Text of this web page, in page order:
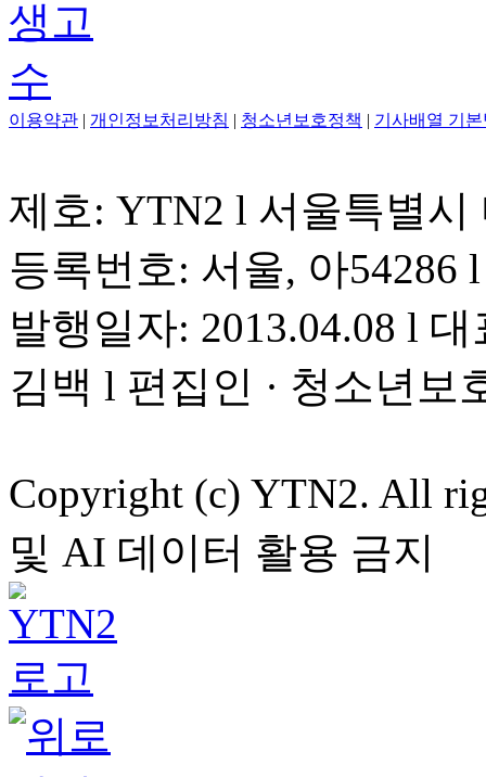
이용약관 개인정보처리방침 청소년보호정책 기사배열 기
제호: YTN2 l 서울특별
등록번호: 서울, 아54286
발행일자: 2013.04.08 l
김백 l 편집인 · 청소년보
Copyright (c) YTN2. All
및 AI 데이터 활용 금지